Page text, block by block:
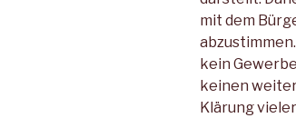
mit dem
kein
keinen
Klärung